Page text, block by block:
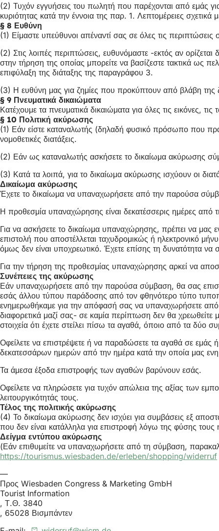
(2) Τυχόν εγγυήσεις του πωλητή που παρέχονται από εμάς
κυριότητας κατά την έννοια της παρ. 1. Λεπτομέρειες
§ 8 Ευθύνη
(1) Είμαστε υπεύθυνοι απέναντί σας σε όλες τις
(2) Στις λοιπές περιπτώσεις, ευθυνόμαστε -εκτός αν
στην τήρηση της οποίας μπορείτε να βασίζεστε τακτικά ως
επιφύλαξη της διάταξης της παραγράφου 3.
(3) Η ευθύνη μας για ζημίες που προκύπτουν από βλάβη της
§ 9 Πνευματικά δικαιώματα
Κατέχουμε τα πνευματικά δικαιώματα για όλες τις εικόνες,
§ 10 Πολιτική ακύρωσης
(1) Εάν είστε καταναλωτής (δηλαδή φυσικό πρόσωπο που
νομοθετικές διατάξεις.
(2) Εάν ως καταναλωτής ασκήσετε το δικαίωμα ακύρωσης
(3) Κατά τα λοιπά, για το δικαίωμα ακύρωσης ισχύουν οι
Δικαίωμα ακύρωσης
Έχετε το δικαίωμα να υπαναχωρήσετε από την παρούσα
Η προθεσμία υπαναχώρησης είναι δεκατέσσερις ημέρες από
Για να ασκήσετε το δικαίωμα υπαναχώρησης, πρέπει να
επιστολή που αποστέλλεται ταχυδρομικώς ή ηλεκτρονικό
όμως δεν είναι υποχρεωτικό. Έχετε επίσης τη δυνατότητα
Για την τήρηση της προθεσμίας υπαναχώρησης αρκεί να
Συνέπειες της ακύρωσης
Εάν υπαναχωρήσετε από την παρούσα σύμβαση, θα σας
εσάς άλλου τύπου παράδοσης από τον φθηνότερο τύπο
ενημερωθήκαμε για την απόφασή σας να υπαναχωρήσετε
διαφορετικά μαζί σας- σε καμία περίπτωση δεν θα
στοιχεία ότι έχετε στείλει πίσω τα αγαθά, όποιο από τα δύο
Οφείλετε να επιστρέψετε ή να παραδώσετε τα αγαθά σε
δεκατεσσάρων ημερών από την ημέρα κατά την οποία μας
Τα άμεσα έξοδα επιστροφής των αγαθών βαρύνουν εσάς.
Οφείλετε να πληρώσετε για τυχόν απώλεια της αξίας των
λειτουργικότητάς τους.
Τέλος της πολιτικής ακύρωσης
(4) Το δικαίωμα ακύρωσης δεν ισχύει για συμβάσεις εξ
που δεν είναι κατάλληλα για επιστροφή λόγω της φύσης
Δείγμα εντύπου ακύρωσης
(Εάν επιθυμείτε να υπαναχωρήσετε από τη σύμβαση,
https://tourismus.wiesbaden.de/erleben/shopping/widerruf
—
Προς Wiesbaden Congress & Marketing GmbH
Tourist Information
, Τ.Θ. 3840
, 65028 Βισμπάντεν